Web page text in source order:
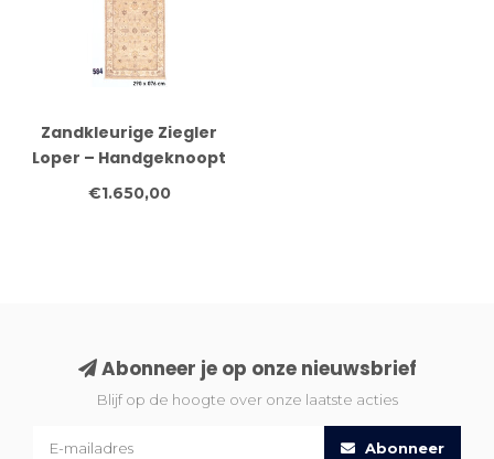
Zandkleurige Ziegler
Loper – Handgeknoopt
Wol – 290 x 076 cm
€1.650,00
Abonneer je op onze nieuwsbrief
Blijf op de hoogte over onze laatste acties
Abonneer